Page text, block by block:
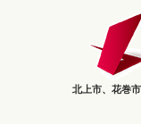
北上市、花巻